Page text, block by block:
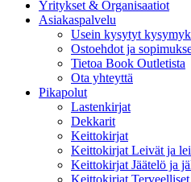
Yritykset & Organisaatiot
Asiakaspalvelu
Usein kysytyt
Ostoehdot ja
Tietoa Book Outletista
Ota yhteyttä
Pikapolut
Lastenkirjat
Dekkarit
Keittokirjat
Keittokirjat Leivät ja
Keittokirjat Jäätelö ja